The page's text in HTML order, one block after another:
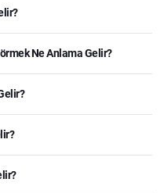
Ne Anlama Gelir?